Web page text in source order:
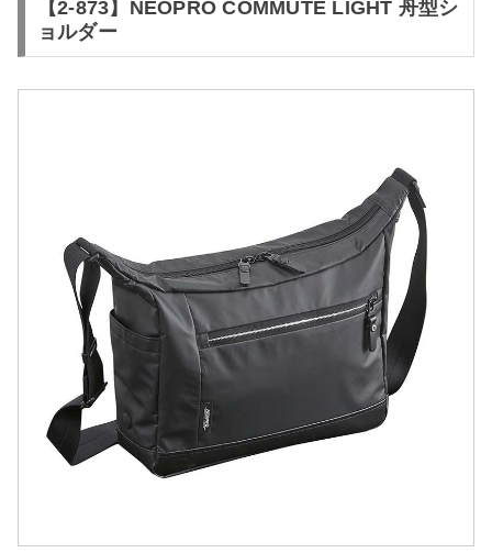
【2-873】NEOPRO COMMUTE LIGHT 舟型シ
ョルダー